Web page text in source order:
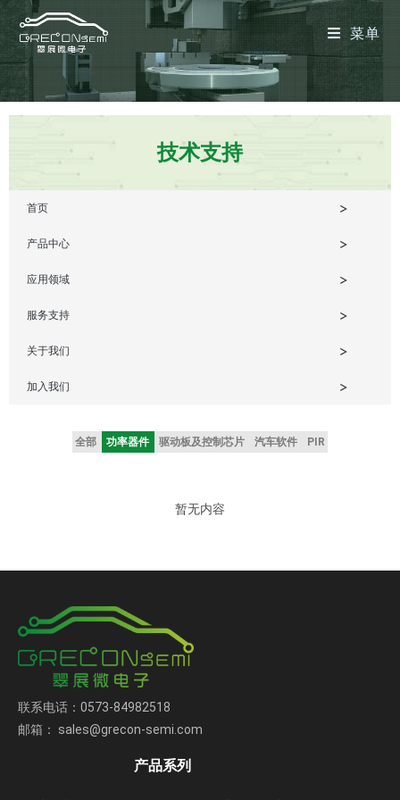
菜单
技术支持
首页
产品中心
应用领域
服务支持
关于我们
加入我们
全部 功率器件 驱动板及控制芯片 汽车软件 PIR
暂无内容
联系电话：0573-84982518
邮箱： sales@grecon-semi.com
产品系列